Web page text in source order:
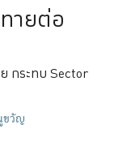
ายต่อ
กระทบ Sector
ขวัญ